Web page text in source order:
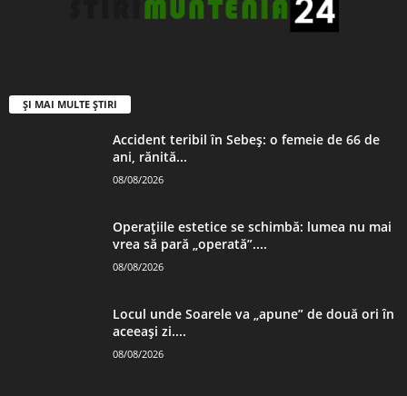
ȘI MAI MULTE ȘTIRI
Accident teribil în Sebeș: o femeie de 66 de
ani, rănită...
08/08/2026
Operațiile estetice se schimbă: lumea nu mai
vrea să pară „operată”....
08/08/2026
Locul unde Soarele va „apune” de două ori în
aceeași zi....
08/08/2026